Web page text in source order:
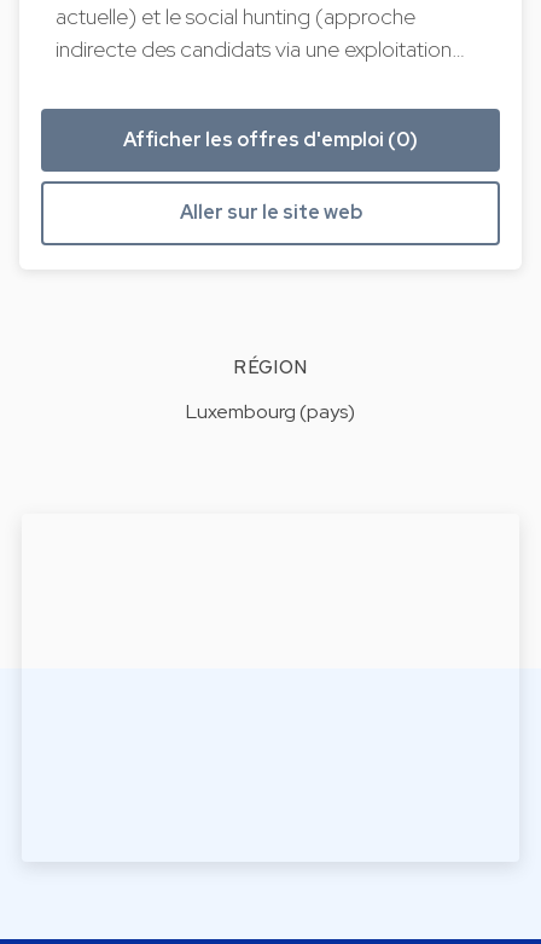
actuelle) et le social hunting (approche
indirecte des candidats via une exploitation…
Afficher les offres d'emploi (0)
Aller sur le site web
RÉGION
Luxembourg (pays)